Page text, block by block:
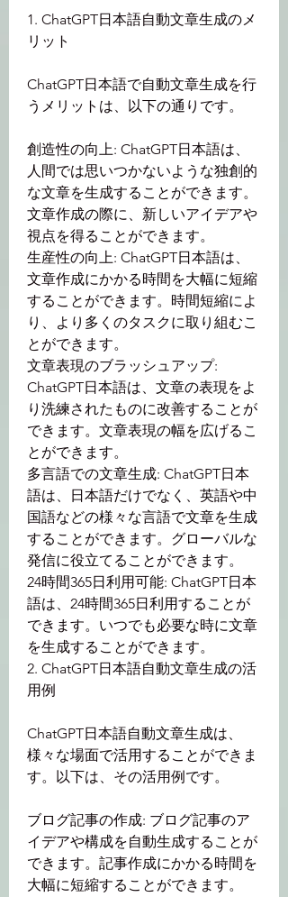
1. ChatGPT日本語自動文章生成のメ
リット
ChatGPT日本語で自動文章生成を行
うメリットは、以下の通りです。
創造性の向上: ChatGPT日本語は、
人間では思いつかないような独創的
な文章を生成することができます。
文章作成の際に、新しいアイデアや
視点を得ることができます。
生産性の向上: ChatGPT日本語は、
文章作成にかかる時間を大幅に短縮
することができます。時間短縮によ
り、より多くのタスクに取り組むこ
とができます。
文章表現のブラッシュアップ:
ChatGPT日本語は、文章の表現をよ
り洗練されたものに改善することが
できます。文章表現の幅を広げるこ
とができます。
多言語での文章生成: ChatGPT日本
語は、日本語だけでなく、英語や中
国語などの様々な言語で文章を生成
することができます。グローバルな
発信に役立てることができます。
24時間365日利用可能: ChatGPT日本
語は、24時間365日利用することが
できます。いつでも必要な時に文章
を生成することができます。
2. ChatGPT日本語自動文章生成の活
用例
ChatGPT日本語自動文章生成は、
様々な場面で活用することができま
す。以下は、その活用例です。
ブログ記事の作成: ブログ記事のア
イデアや構成を自動生成することが
できます。記事作成にかかる時間を
大幅に短縮することができます。